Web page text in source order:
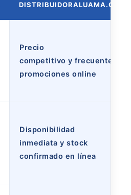
DISTRIBUIDORALUAMA.COM
Precio
competitivo y frecuentes
promociones online
Disponibilidad
inmediata y stock
confirmado en línea